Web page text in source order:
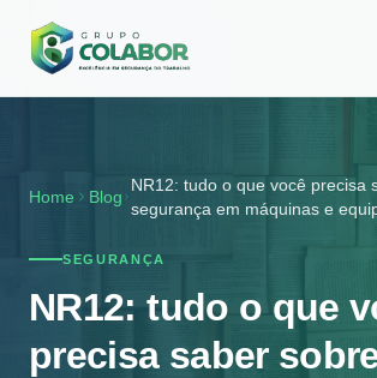
Home Blog
NR12: tudo o que você precisa
segurança em máquinas e
SEGURANÇA
NR12: tudo o que
precisa saber